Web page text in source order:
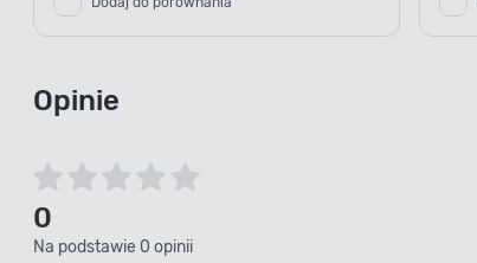
Opinie
0
Na podstawie 0 opinii